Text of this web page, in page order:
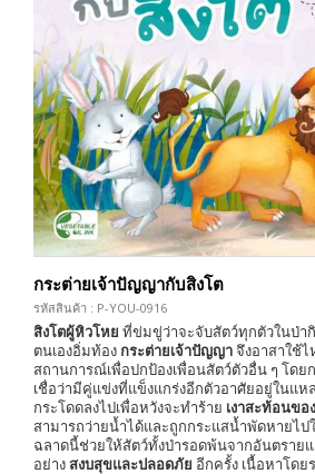
กระต่ายเจ้าปัญญากับสิงโต
รหัสสินค้า : P-YOU-0916
สิงโตผู้หิวโหย ที่ข่มขู่ว่าจะจับสัตว์ทุกตัวในป่า
ตนเองอิ่มท้องกระต่ายเจ้าปัญญาจึงอาสาใช้
สถานการณ์เพื่อปกป้องเพื่อนสัตว์ตัวอื่น ๆ โดย
เชื่อว่ามีคู่แข่งที่แข็งแกร่งอีกตัวอาศัยอยู่ในแห
กระโดดลงไปเพื่อหวังจะทำร้าย เงาสะท้อนขอ
สามารถว่ายน้ำได้และถูกกระแสน้ำพัดหายไ
ฉลาดนี้ช่วยให้สัตว์ทั้งป่ารอดพ้นจากอันตราย
อย่างสงบสุขและปลอดภัย อีกครั้ง เนื้อหาโดย